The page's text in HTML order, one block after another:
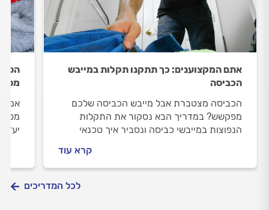
אתם המקצוענים: כך תתקנו תקלות במייבש
הכביסה
הכביסה מצטברת אבל מייבש הכביסה שלכם
מפקשש? במדריך הבא נסקור את התקלות
הנפוצות במייבשי כביסה ונסביר איך טכנאי
קרא עוד
אם
לכל המדריכים